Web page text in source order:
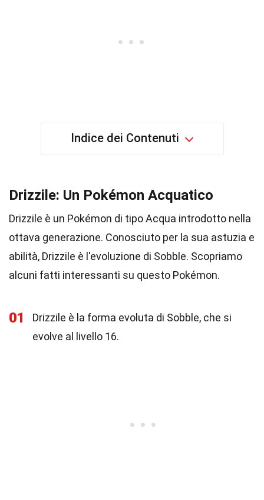
Indice dei Contenuti
Drizzile: Un Pokémon Acquatico
Drizzile è un Pokémon di tipo Acqua introdotto nella
ottava generazione. Conosciuto per la sua astuzia e
abilità, Drizzile è l'evoluzione di Sobble. Scopriamo
alcuni fatti interessanti su questo Pokémon.
01
Drizzile è la forma evoluta di Sobble, che si
evolve al livello 16.